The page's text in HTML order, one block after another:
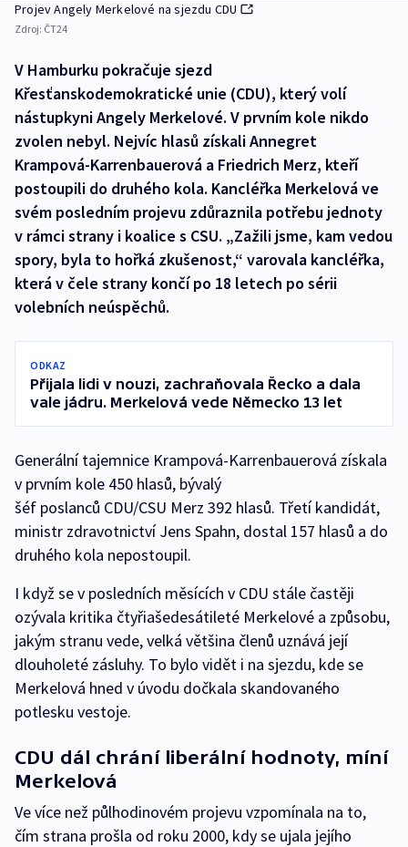
Projev Angely Merkelové na sjezdu CDU
Zdroj: ČT24
V Hamburku pokračuje sjezd
Křesťanskodemokratické unie (CDU), který volí
nástupkyni Angely Merkelové. V prvním kole nikdo
zvolen nebyl. Nejvíc hlasů získali Annegret
Krampová-Karrenbauerová a Friedrich Merz, kteří
postoupili do druhého kola. Kancléřka Merkelová ve
svém posledním projevu zdůraznila potřebu jednoty
v rámci strany i koalice s CSU. „Zažili jsme, kam vedou
spory, byla to hořká zkušenost,“ varovala kancléřka,
která v čele strany končí po 18 letech po sérii
volebních neúspěchů.
ODKAZ
Přijala lidi v nouzi, zachraňovala Řecko a dala
vale jádru. Merkelová vede Německo 13 let
Generální tajemnice Krampová-Karrenbauerová získala
v prvním kole 450 hlasů, bývalý
šéf poslanců CDU/CSU Merz 392 hlasů. Třetí kandidát,
ministr zdravotnictví Jens Spahn, dostal 157 hlasů a do
druhého kola nepostoupil.
I když se v posledních měsících v CDU stále častěji
ozývala kritika čtyřiašedesátileté Merkelové a způsobu,
jakým stranu vede, velká většina členů uznává její
dlouholeté zásluhy. To bylo vidět i na sjezdu, kde se
Merkelová hned v úvodu dočkala skandovaného
potlesku vestoje.
CDU dál chrání liberální hodnoty, míní
Merkelová
Ve více než půlhodinovém projevu vzpomínala na to,
čím strana prošla od roku 2000, kdy se ujala jejího